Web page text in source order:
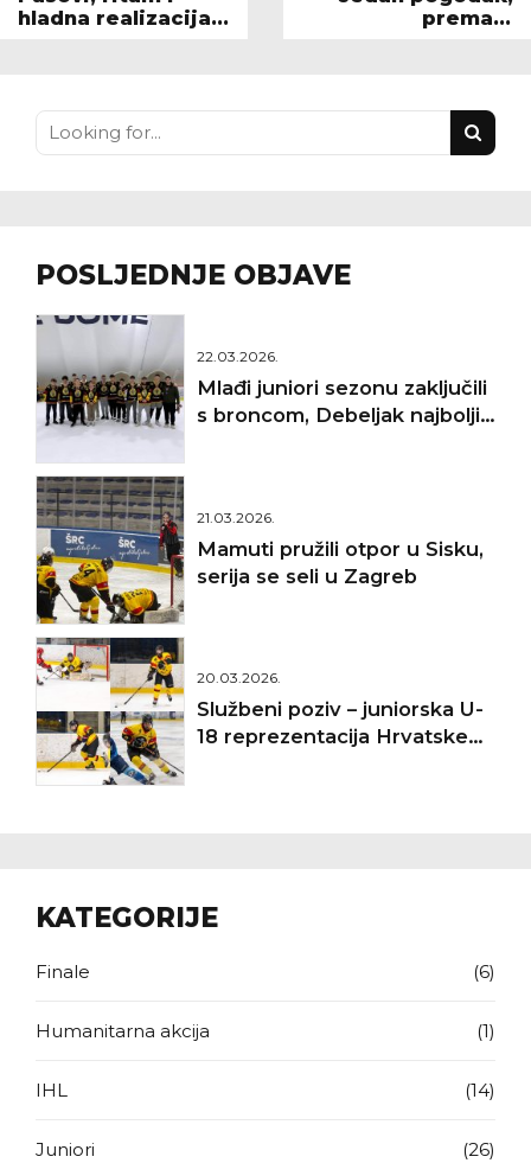
hladna realizacija
premalo
POSLJEDNJE OBJAVE
22.03.2026.
Mlađi juniori sezonu zaključili
s broncom, Debeljak najbolji
21.03.2026.
Mamuti pružili otpor u Sisku,
serija se seli u Zagreb
20.03.2026.
Službeni poziv – juniorska U-
18 reprezentacija Hrvatske
KATEGORIJE
Finale (6)
Humanitarna akcija (1)
IHL (14)
Juniori (26)